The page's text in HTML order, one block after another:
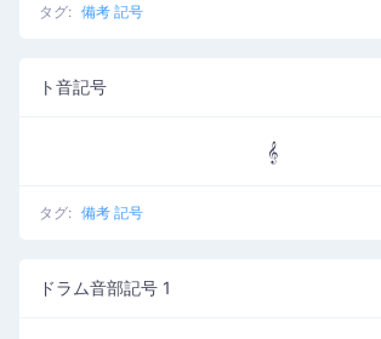
タグ: 備考 記号
ト音記号
𝄞
タグ: 備考 記号
ドラム音部記号 1